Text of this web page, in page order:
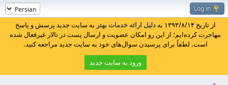
Log in
از تاریخ ۱۳۹۳/۸/۱۴ به دلیل ارائه خدمات بهتر به سایت جدید پرسش و پاسخ
مهاجرت کرده‌ایم؛ از این رو امکان عضویت و ارسال پست در تالار غیرفعال شده
است. لطفاً برای پرسیدن سوال‌های خود به سایت جدید مراجعه کنید.
ورود به سایت جدید